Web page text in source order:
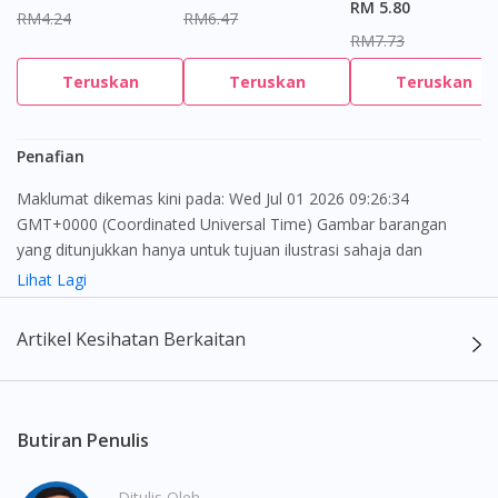
Visit DoctorOnCall Singapore
You are currently on DoctorOnCall.com.my, our Malaysian
RM4.24
Teruskan
RM6.47
Teruskan
RM 5.80
RM7.73
Teruskan
Penafian
Maklumat dikemas kini pada: Wed Jul 01 2026 09:26:34
GMT+0000 (Coordinated Universal Time) Gambar barangan
yang ditunjukkan hanya untuk tujuan ilustrasi sahaja dan
mungkin tidak seperti produk yang sebenar
maklumat sahaja, bagi kegunaan para pengamal perubatan dan
bukan bertujuan sebagai rujukan kepada pengguna untuk
seorang pengamal perubatan. Keberkesanan dan kesan
pengguna dengan pengguna yang lain. Kami tidak menyarankan
Lihat Lagi
Artikel Kesihatan Berkaitan
Butiran Penulis